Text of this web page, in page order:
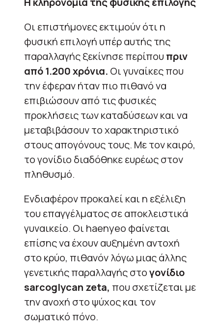
Οι επιστήμονες εκτιμούν ότι η
φυσική επιλογή υπέρ αυτής της
παραλλαγής ξεκίνησε περίπου πριν
από 1.200 χρόνια. Οι γυναίκες που
την έφεραν ήταν πιο πιθανό να
επιβιώσουν από τις φυσικές
προκλήσεις των καταδύσεων και να
μεταβιβάσουν το χαρακτηριστικό
στους απογόνους τους. Με τον καιρό,
το γονίδιο διαδόθηκε ευρέως στον
πληθυσμό.
Ενδιαφέρον προκαλεί και η εξέλιξη
του επαγγέλματος σε αποκλειστικά
γυναικείο. Οι haenyeo φαίνεται
επίσης να έχουν αυξημένη αντοχή
στο κρύο, πιθανόν λόγω μιας άλλης
γενετικής παραλλαγής στογονίδιο
sarcoglycan zeta, που σχετίζεται με
την ανοχή στο ψύχος και τον
σωματικό πόνο.